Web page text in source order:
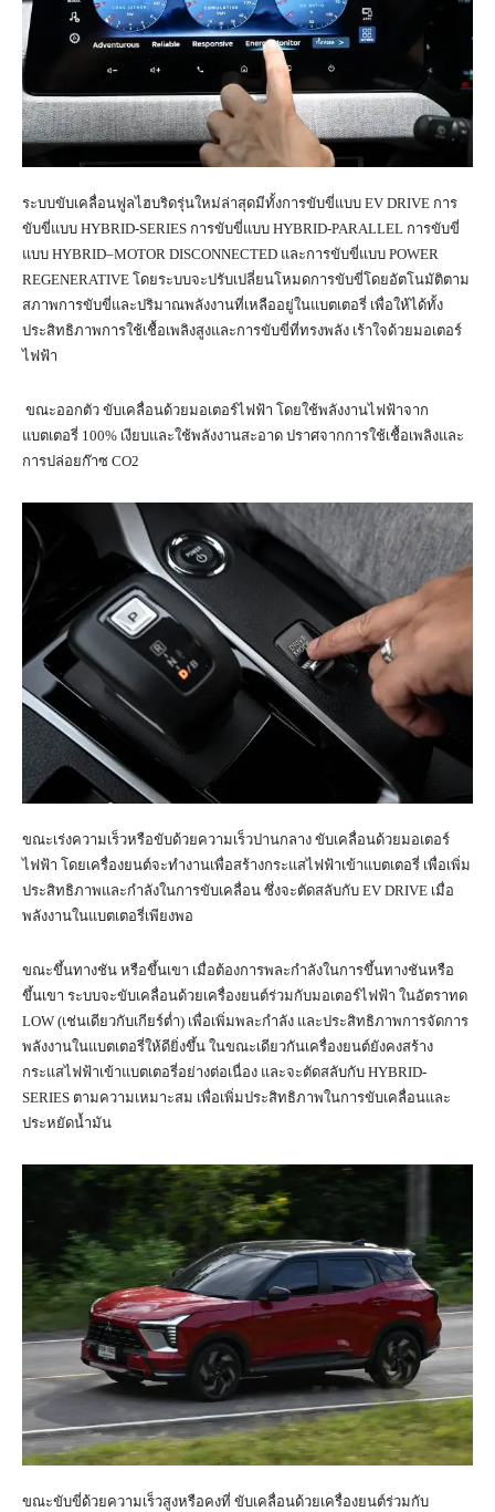
ระบบขับเคลื่อนฟูลไฮบริดรุ่นใหม่ล่าสุดมีทั้งการขับขี่แบบ EV DRIVE การ
ขับขี่แบบ HYBRID-SERIES การขับขี่แบบ HYBRID-PARALLEL การขับขี่
แบบ HYBRID–MOTOR DISCONNECTED และการขับขี่แบบ POWER
REGENERATIVE โดยระบบจะปรับเปลี่ยนโหมดการขับขี่โดยอัตโนมัติตาม
สภาพการขับขี่และปริมาณพลังงานที่เหลืออยู่ในแบตเตอรี่ เพื่อให้ได้ทั้ง
ประสิทธิภาพการใช้เชื้อเพลิงสูงและการขับขี่ที่ทรงพลัง เร้าใจด้วยมอเตอร์
ไฟฟ้า
ขณะออกตัว ขับเคลื่อนด้วยมอเตอร์ไฟฟ้า โดยใช้พลังงานไฟฟ้าจาก
แบตเตอรี่ 100% เงียบและใช้พลังงานสะอาด ปราศจากการใช้เชื้อเพลิงและ
การปล่อยก๊าซ CO2
ขณะเร่งความเร็วหรือขับด้วยความเร็วปานกลาง ขับเคลื่อนด้วยมอเตอร์
ไฟฟ้า โดยเครื่องยนต์จะทำงานเพื่อสร้างกระแสไฟฟ้าเข้าแบตเตอรี่ เพื่อเพิ่ม
ประสิทธิภาพและกำลังในการขับเคลื่อน ซึ่งจะตัดสลับกับ EV DRIVE เมื่อ
พลังงานในแบตเตอรี่เพียงพอ
ขณะขึ้นทางชัน หรือขึ้นเขา เมื่อต้องการพละกำลังในการขึ้นทางชันหรือ
ขึ้นเขา ระบบจะขับเคลื่อนด้วยเครื่องยนต์ร่วมกับมอเตอร์ไฟฟ้า ในอัตราทด
LOW (เช่นเดียวกับเกียร์ต่ำ) เพื่อเพิ่มพละกำลัง และประสิทธิภาพการจัดการ
พลังงานในแบตเตอรี่ให้ดียิ่งขึ้น ในขณะเดียวกันเครื่องยนต์ยังคงสร้าง
กระแสไฟฟ้าเข้าแบตเตอรี่อย่างต่อเนื่อง และจะตัดสลับกับ HYBRID-
SERIES ตามความเหมาะสม เพื่อเพิ่มประสิทธิภาพในการขับเคลื่อนและ
ประหยัดน้ำมัน
ขณะขับขี่ด้วยความเร็วสูงหรือคงที่ ขับเคลื่อนด้วยเครื่องยนต์ร่วมกับ